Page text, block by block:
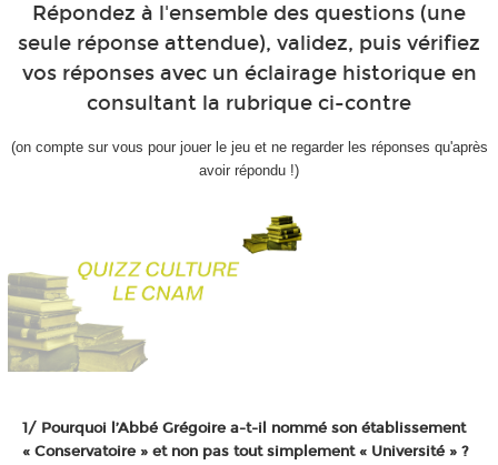
Répondez à l'ensemble des questions (une
seule réponse attendue), validez, puis vérifiez
vos réponses avec un éclairage historique en
consultant la rubrique ci-contre
(on compte sur vous pour jouer le jeu et ne regarder les réponses qu'après
avoir répondu !)
1/ Pourquoi l’Abbé Grégoire a-t-il nommé son établissement
« Conservatoire » et non pas tout simplement « Université » ?